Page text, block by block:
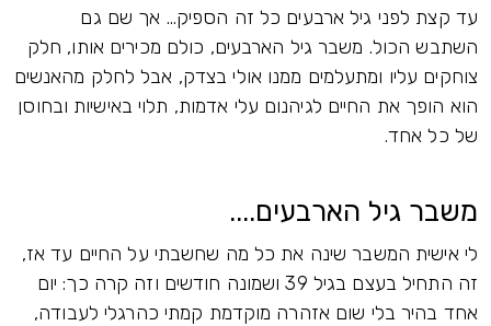
עד קצת לפני גיל ארבעים כל זה הספיק... אך שם גם
השתבש הכול. משבר גיל הארבעים, כולם מכירים אותו, חלק
צוחקים עליו ומתעלמים ממנו אולי בצדק, אבל לחלק מהאנשים
הוא הופך את החיים לגיהנום עלי אדמות, תלוי באישיות ובחוסן
של כל אחד.
משבר גיל הארבעים....
לי אישית המשבר שינה את כל מה שחשבתי על החיים עד אז,
זה התחיל בעצם בגיל 39 ושמונה חודשים וזה קרה כך: יום
אחד בהיר בלי שום אזהרה מוקדמת קמתי כהרגלי לעבודה,